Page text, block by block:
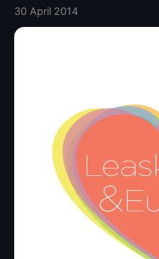
30 April 2014